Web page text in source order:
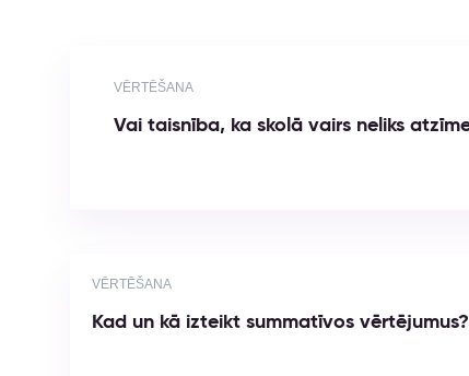
VĒRTĒŠANA
Vai taisnība, ka skolā vairs neliks
VĒRTĒŠANA
Kad un kā izteikt summatīvos vērtējumus?